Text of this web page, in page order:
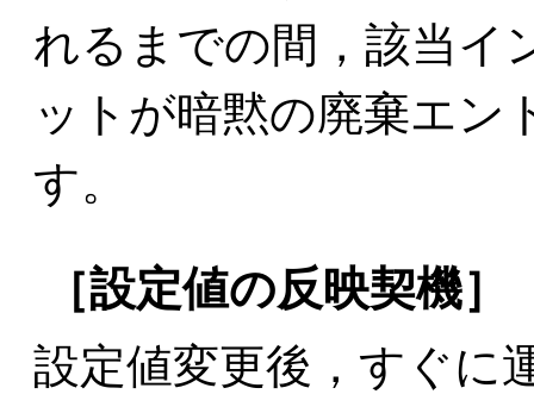
れるまでの間，該当イ
ットが暗黙の廃棄エン
す。
［設定値の反映契機］
設定値変更後，すぐに